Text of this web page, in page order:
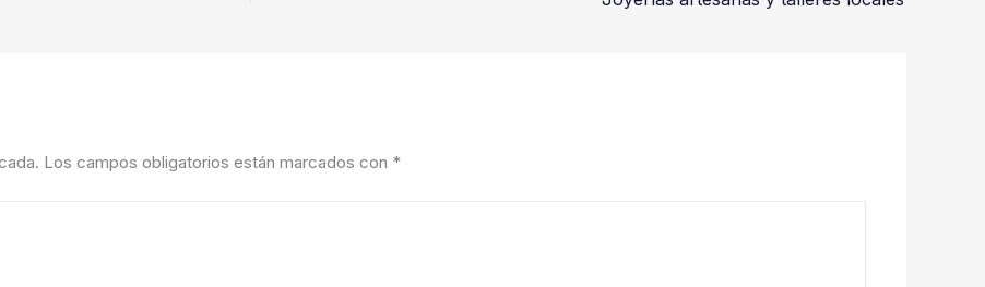
Los campos obligatorios están marcados con *